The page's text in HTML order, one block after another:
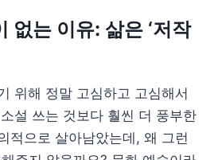
없는 이유: 삶은 ‘저작
위해 정말 고심하고 고심해서
설 쓰는 것보다 훨씬 더 풍부한
적으로 살아남았는데, 왜 그런